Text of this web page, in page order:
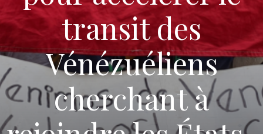
transit des
Vénézuéliens
cherchant à